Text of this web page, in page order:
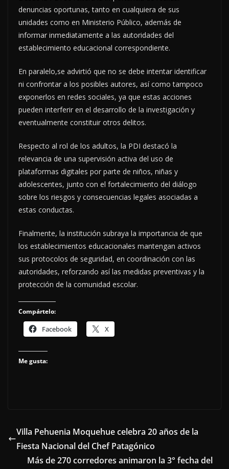
denuncias oportunas, tanto en cualquiera de sus
unidades como en Ministerio Público, además de
informar inmediatamente a las autoridades del
establecimiento educacional correspondiente.
En paralelo,se advirtió que no se debe intentar identificar
ni confrontar a los posibles autores, así como tampoco
exponerlos en redes sociales, ya que estas acciones
pueden interferir en el desarrollo de la investigación y
eventualmente constituir otros delitos.
Respecto al rol de los adultos, la PDI destacó la
relevancia de una supervisión activa del uso de
plataformas digitales por parte de niños, niñas y
adolescentes, junto con el fortalecimiento del diálogo
sobre los riesgos y consecuencias legales asociadas a
estas conductas.
Finalmente, la institución subraya la importancia de que
los establecimientos educacionales mantengan activos
sus protocolos de seguridad, en coordinación con las
autoridades, reforzando así las medidas preventivas y la
protección de la comunidad escolar.
Compártelo:
Facebook X
Me gusta:
Villa Pehuenia Moquehue celebra 20 años de la
Fiesta Nacional del Chef Patagónico
Más de 270 corredores animaron la 3° fecha del